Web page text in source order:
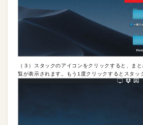
（３）スタックのアイコンをクリックすると、ま
覧が表示されます。もう1度クリックするとスタッ